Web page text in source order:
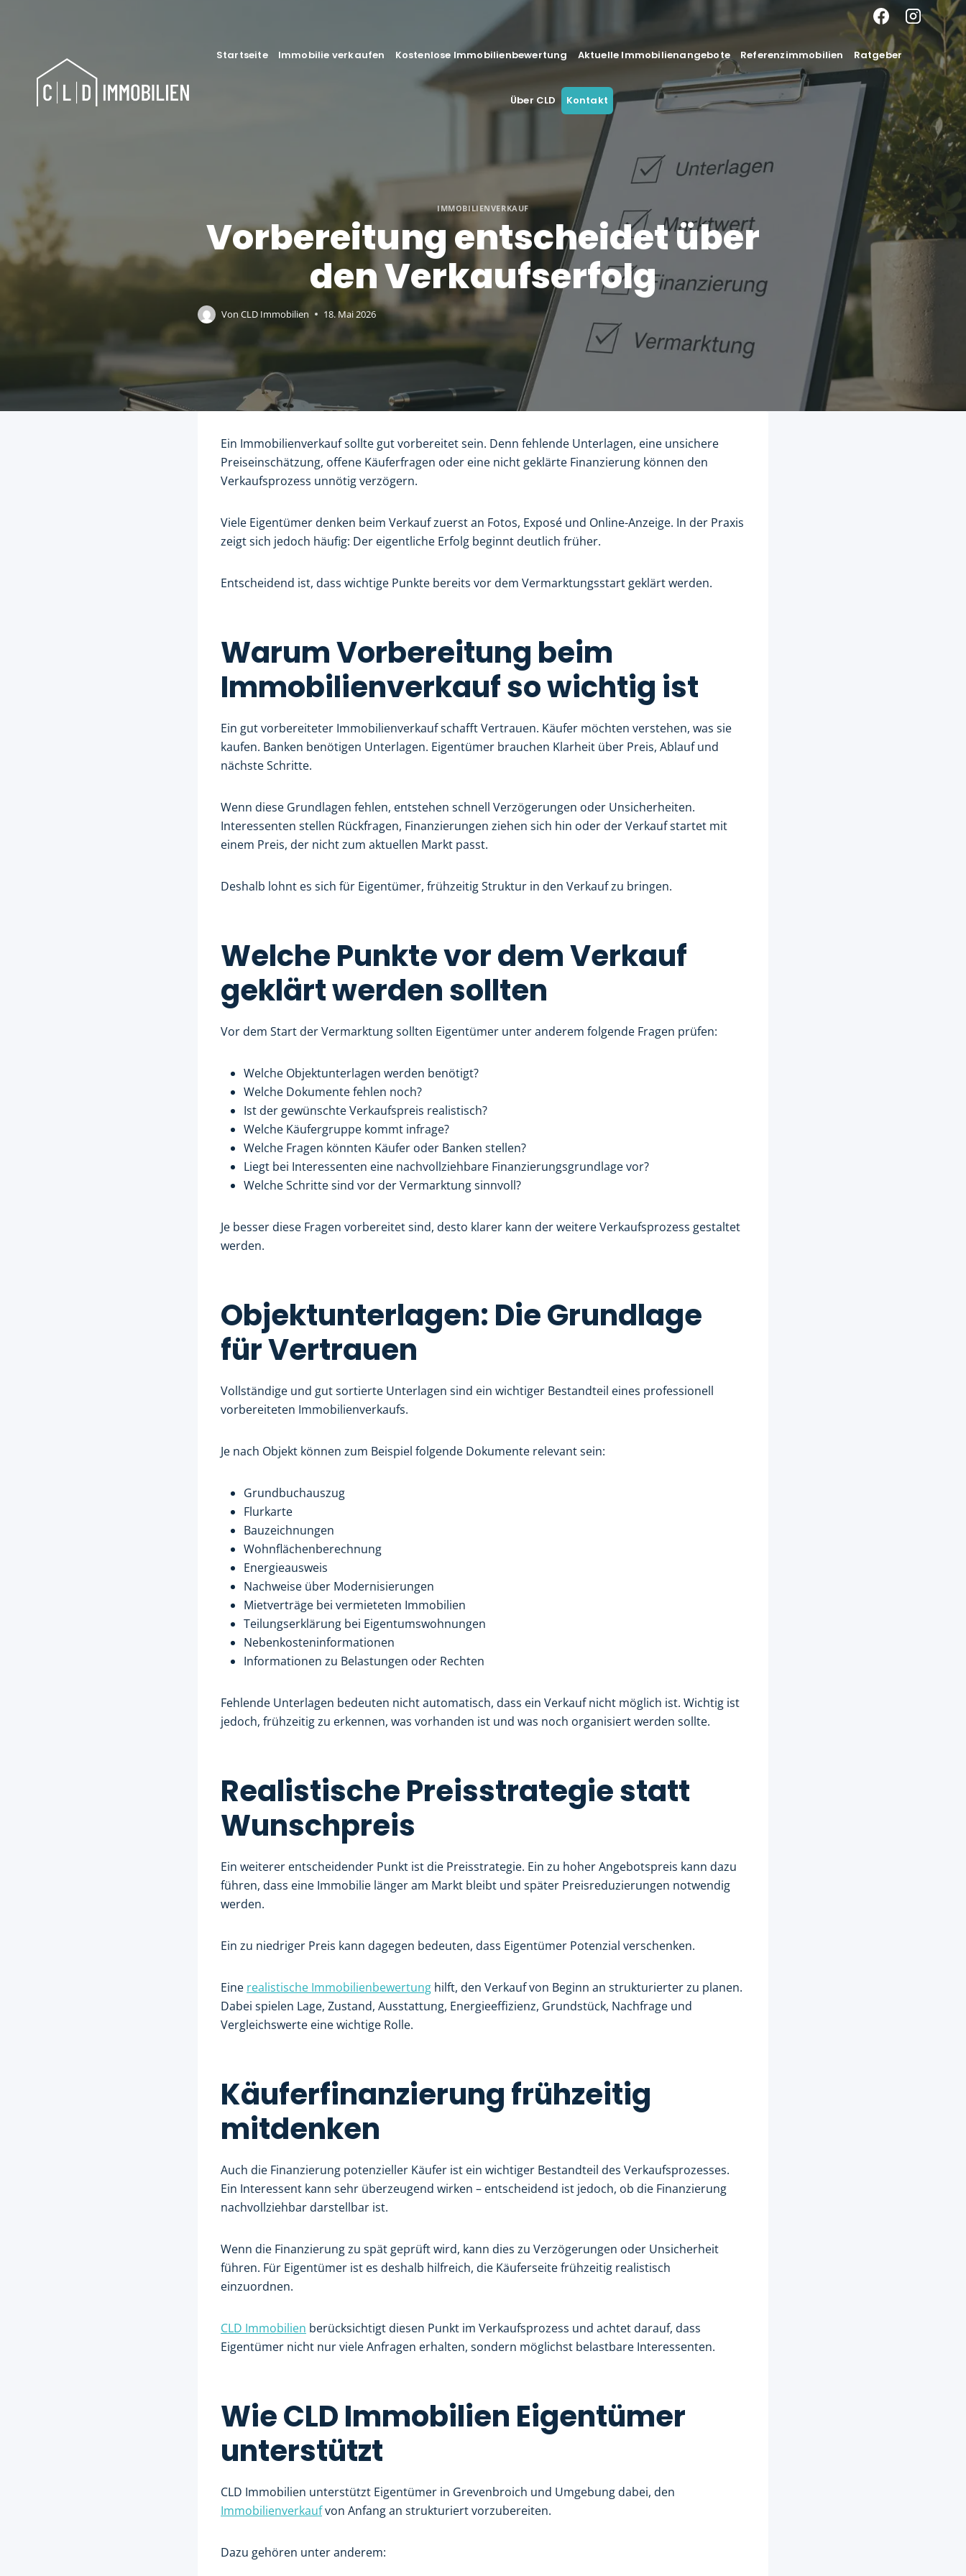
Startseite Immobilie verkaufen Kostenlose Immobilienbewertung Aktuelle Immobilienangebote Referenzimmobilien Ratgeber
Über CLD Kontakt
IMMOBILIENVERKAUF
Vorbereitung entscheidet über
den Verkaufserfolg
Von CLD Immobilien 18. Mai 2026
Ein Immobilienverkauf sollte gut vorbereitet sein. Denn fehlende Unterlagen, eine unsichere
Preiseinschätzung, offene Käuferfragen oder eine nicht geklärte Finanzierung können den
Verkaufsprozess unnötig verzögern.
Viele Eigentümer denken beim Verkauf zuerst an Fotos, Exposé und Online-Anzeige. In der Praxis
zeigt sich jedoch häufig: Der eigentliche Erfolg beginnt deutlich früher.
Entscheidend ist, dass wichtige Punkte bereits vor dem Vermarktungsstart geklärt werden.
Warum Vorbereitung beim
Immobilienverkauf so wichtig ist
Ein gut vorbereiteter Immobilienverkauf schafft Vertrauen. Käufer möchten verstehen, was sie
kaufen. Banken benötigen Unterlagen. Eigentümer brauchen Klarheit über Preis, Ablauf und
nächste Schritte.
Wenn diese Grundlagen fehlen, entstehen schnell Verzögerungen oder Unsicherheiten.
Interessenten stellen Rückfragen, Finanzierungen ziehen sich hin oder der Verkauf startet mit
einem Preis, der nicht zum aktuellen Markt passt.
Deshalb lohnt es sich für Eigentümer, frühzeitig Struktur in den Verkauf zu bringen.
Welche Punkte vor dem Verkauf
geklärt werden sollten
Vor dem Start der Vermarktung sollten Eigentümer unter anderem folgende Fragen prüfen:
Welche Objektunterlagen werden benötigt?
Welche Dokumente fehlen noch?
Ist der gewünschte Verkaufspreis realistisch?
Welche Käufergruppe kommt infrage?
Welche Fragen könnten Käufer oder Banken stellen?
Liegt bei Interessenten eine nachvollziehbare Finanzierungsgrundlage vor?
Welche Schritte sind vor der Vermarktung sinnvoll?
Je besser diese Fragen vorbereitet sind, desto klarer kann der weitere Verkaufsprozess gestaltet
werden.
Objektunterlagen: Die Grundlage
für Vertrauen
Vollständige und gut sortierte Unterlagen sind ein wichtiger Bestandteil eines professionell
vorbereiteten Immobilienverkaufs.
Je nach Objekt können zum Beispiel folgende Dokumente relevant sein:
Grundbuchauszug
Flurkarte
Bauzeichnungen
Wohnflächenberechnung
Energieausweis
Nachweise über Modernisierungen
Mietverträge bei vermieteten Immobilien
Teilungserklärung bei Eigentumswohnungen
Nebenkosteninformationen
Informationen zu Belastungen oder Rechten
Fehlende Unterlagen bedeuten nicht automatisch, dass ein Verkauf nicht möglich ist. Wichtig ist
jedoch, frühzeitig zu erkennen, was vorhanden ist und was noch organisiert werden sollte.
Realistische Preisstrategie statt
Wunschpreis
Ein weiterer entscheidender Punkt ist die Preisstrategie. Ein zu hoher Angebotspreis kann dazu
führen, dass eine Immobilie länger am Markt bleibt und später Preisreduzierungen notwendig
werden.
Ein zu niedriger Preis kann dagegen bedeuten, dass Eigentümer Potenzial verschenken.
Eine realistische Immobilienbewertung hilft, den Verkauf von Beginn an strukturierter zu planen.
Dabei spielen Lage, Zustand, Ausstattung, Energieeffizienz, Grundstück, Nachfrage und
Vergleichswerte eine wichtige Rolle.
Käuferfinanzierung frühzeitig
mitdenken
Auch die Finanzierung potenzieller Käufer ist ein wichtiger Bestandteil des Verkaufsprozesses.
Ein Interessent kann sehr überzeugend wirken – entscheidend ist jedoch, ob die Finanzierung
nachvollziehbar darstellbar ist.
Wenn die Finanzierung zu spät geprüft wird, kann dies zu Verzögerungen oder Unsicherheit
führen. Für Eigentümer ist es deshalb hilfreich, die Käuferseite frühzeitig realistisch
einzuordnen.
CLD Immobilien berücksichtigt diesen Punkt im Verkaufsprozess und achtet darauf, dass
Eigentümer nicht nur viele Anfragen erhalten, sondern möglichst belastbare Interessenten.
Wie CLD Immobilien Eigentümer
unterstützt
CLD Immobilien unterstützt Eigentümer in Grevenbroich und Umgebung dabei, den
Immobilienverkaufvon Anfang an strukturiert vorzubereiten.
Dazu gehören unter anderem: